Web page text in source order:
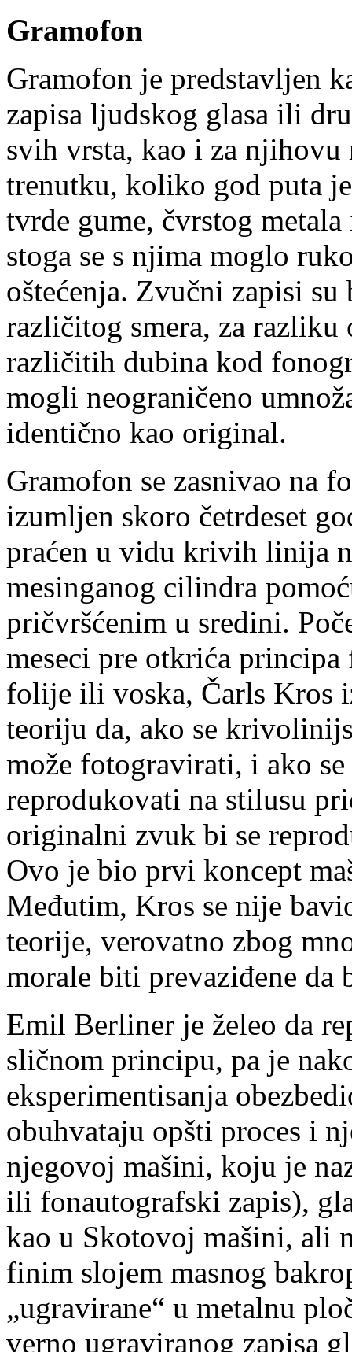
Gramofon
Gramofon je predstavljen
zapisa ljudskog glasa ili
svih vrsta, kao i za
trenutku, koliko god puta
tvrde gume, čvrstog
stoga se s njima moglo
oštećenja. Zvučni zapisi
različitog smera, za
različitih dubina kod
mogli neograničeno
identično kao original.
Gramofon se zasnivao na
izumljen skoro četrdeset
praćen u vidu krivih linija
mesinganog cilindra
pričvršćenim u sredini.
meseci pre otkrića
folije ili voska, Čarls Kros
teoriju da, ako se
može fotogravirati, i ako
reprodukovati na stilusu
originalni zvuk bi se
Ovo je bio prvi koncept
Međutim, Kros se nije
teorije, verovatno zbog
morale biti prevaziđene da
Emil Berliner je želeo da
sličnom principu, pa je
eksperimentisanja
obuhvataju opšti proces i
njegovoj mašini, koju je
ili fonautografski zapis),
kao u Skotovoj mašini, ali
finim slojem masnog
„ugravirane“ u metalnu
verno ugraviranog zapisa